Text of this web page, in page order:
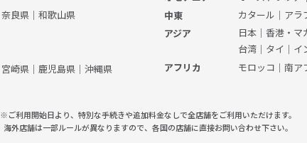
奈良県 ｜ 和歌山県
宮崎県 ｜ 鹿児島県 ｜ 沖縄県
中東
カタール ｜ アラ
アジア
日本｜ 香港・マ
台湾｜ タイ ｜ イ
アフリカ
モロッコ ｜ 南ア
※ご利用開始日より、特別な手続きや追加料金なしで全店舗をご利用いただけます。
海外店舗は一部ルールが異なりますので、 各国の店舗に直接お問い合わせ下さい。